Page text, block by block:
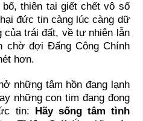
thiên tai giết chết vô số
đức tin càng lúc càng dữ
của trái đất, về tự nhiên lẫn
chờ đợi Đấng Công Chính
hơn.
những tâm hồn đang lạnh
những con tim đang đong
tin:
Hãy sống tâm tình